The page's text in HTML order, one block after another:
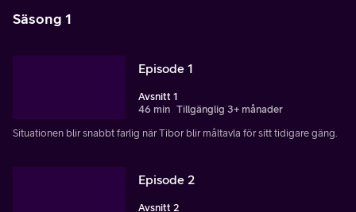
Säsong 1
Episode 1
Avsnitt 1
46 min Tillgänglig 3+ månader
Situationen blir snabbt farlig när Tibor blir måltavla för sitt tidigare gäng.
Episode 2
Avsnitt 2